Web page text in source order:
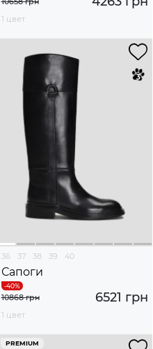
1 цвет
36 37 38 39 40
Сапоги
6521 грн
10868 грн
1 цвет
PREMIUM